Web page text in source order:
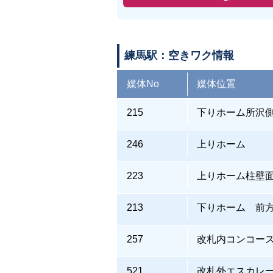
練馬駅：空きワク情報
媒体No 媒体位置
215 下りホーム所沢側
246 上りホーム
223 上りホーム柱壁
213 下りホーム 前
257 改札内コンコース
521 改札外エスカレ